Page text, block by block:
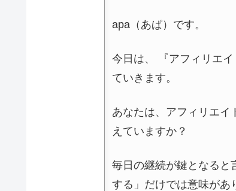
apa（あぱ）です。
今日は、 『アフィリエ
ていきます。
あなたは、アフィリエイ
えていますか？
毎日の継続が鍵となると
する」だけでは意味があ